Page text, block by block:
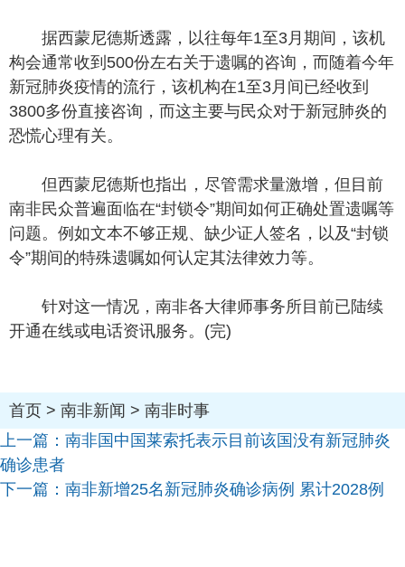
据西蒙尼德斯透露，以往每年1至3月期间，该机
构会通常收到500份左右关于遗嘱的咨询，而随着今年
新冠肺炎疫情的流行，该机构在1至3月间已经收到
3800多份直接咨询，而这主要与民众对于新冠肺炎的
恐慌心理有关。
但西蒙尼德斯也指出，尽管需求量激增，但目前
南非民众普遍面临在“封锁令”期间如何正确处置遗嘱等
问题。例如文本不够正规、缺少证人签名，以及“封锁
令”期间的特殊遗嘱如何认定其法律效力等。
针对这一情况，南非各大律师事务所目前已陆续
开通在线或电话资讯服务。(完)
首页 > 南非新闻 > 南非时事
上一篇： 南非国中国莱索托表示目前该国没有新冠肺炎
确诊患者
下一篇： 南非新增25名新冠肺炎确诊病例 累计2028例